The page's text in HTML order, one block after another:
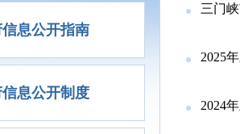
息公开指南
息公开制度
三门峡
2025
2024